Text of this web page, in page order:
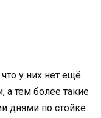
у них нет ещё
а тем более такие
днями по стойке